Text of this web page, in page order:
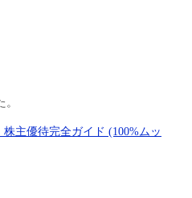
株主優待完全ガイド (100%ムッ